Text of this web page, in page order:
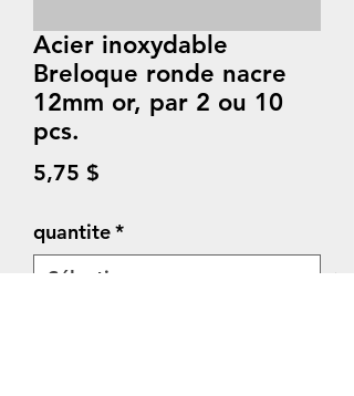
Acier inoxydable
Breloque ronde nacre
12mm or, par 2 ou 10
pcs.
5,75 $
quantite*